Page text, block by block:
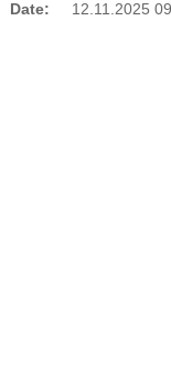
Date: 12.11.2025